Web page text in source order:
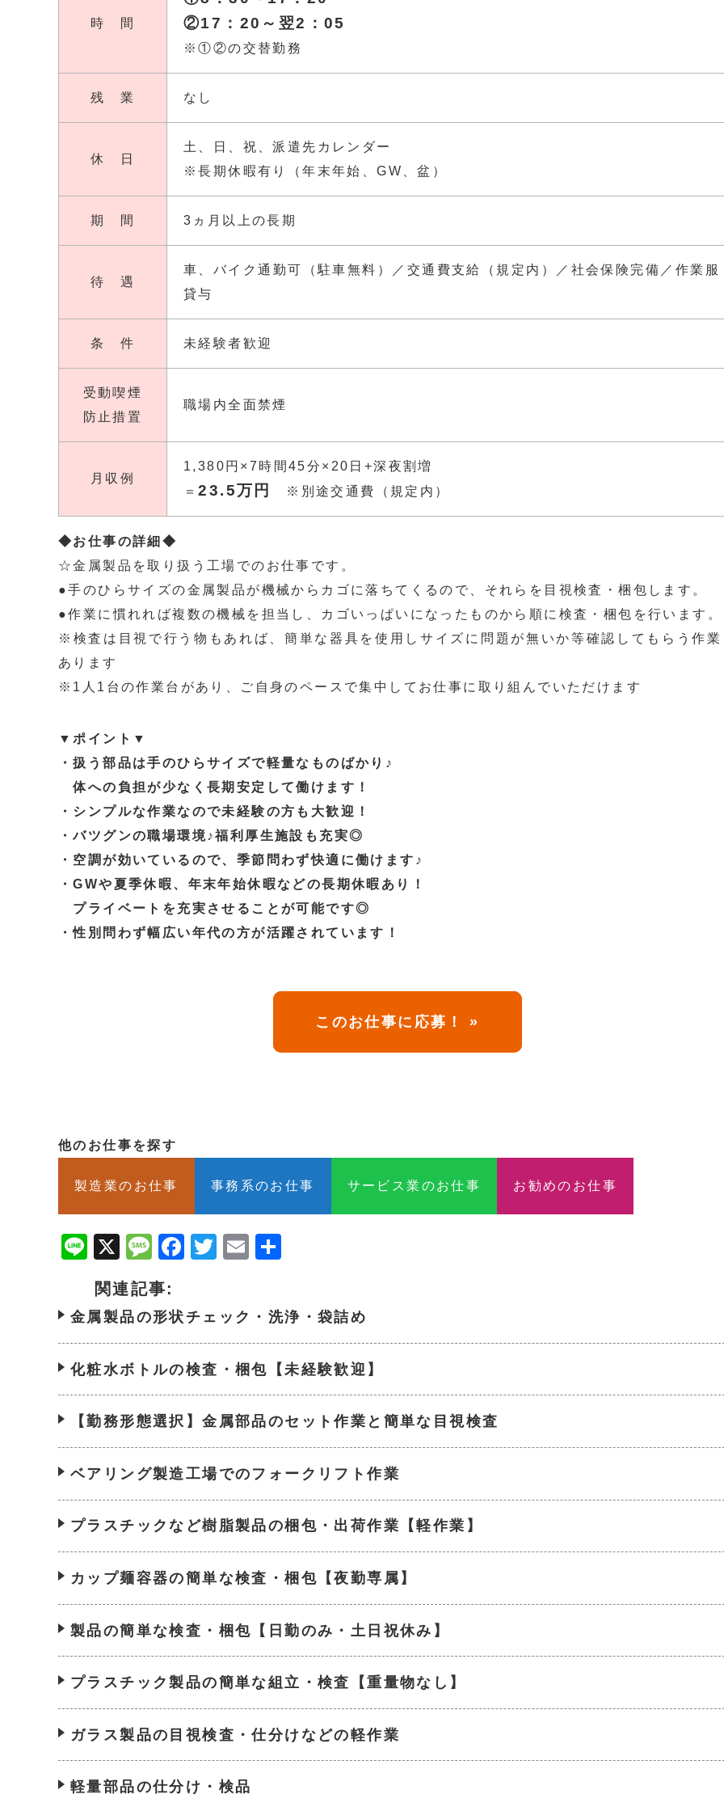
時 間
②17：20～翌2：05
※①②の交替勤務
残 業 なし
休 日
土、日、祝、派遣先カレンダー
※長期休暇有り
（年末年始、GW、盆）
期 間 3ヵ月以上の長期
待 遇
車、バイク通勤可（駐車無料）／交通費支給（規定内）／社会保険完備／作業服
貸与
条 件 未経験者歓迎
受動喫煙
防止措置
職場内全面禁煙
月収例
1,380円×7時間45分×20日+深夜割増
＝23.5万円 ※別途交通費（規定内）
◆お仕事の詳細◆
☆金属製品を取り扱う工場でのお仕事です。
●手のひらサイズの金属製品が機械からカゴに落ちてくるので、それらを目視検査・梱包します。
●作業に慣れれば複数の機械を担当し、カゴいっぱいになったものから順に検査・梱包を行います。
※検査は目視で行う物もあれば、簡単な器具を使用しサイズに問題が無いか等確認してもらう作
あります
※1人1台の作業台があり、ご自身のペースで集中してお仕事に取り組んでいただけます
▼ポイント▼
・扱う部品は手のひらサイズで軽量なものばかり♪
体への負担が少なく長期安定して働けます！
・シンプルな作業なので未経験の方も大歓迎！
・バツグンの職場環境♪福利厚生施設も充実◎
・空調が効いているので、季節問わず快適に働けます♪
・GWや夏季休暇、年末年始休暇などの長期休暇あり！
プライベートを充実させることが可能です◎
・性別問わず幅広い年代の方が活躍されています！
このお仕事に応募！ »
他のお仕事を探す
製造業のお仕事 事務系のお仕事 サービス業のお仕事 お勧めのお仕事
Line
X Message
Facebook
Twitter
Email
関連記事:
金属製品の形状チェック・洗浄・袋詰め
化粧水ボトルの検査・梱包【未経験歓迎】
【勤務形態選択】金属部品のセット作業と簡単な目視検査
ベアリング製造工場でのフォークリフト作業
プラスチックなど樹脂製品の梱包・出荷作業【軽作業】
カップ麺容器の簡単な検査・梱包【夜勤専属】
製品の簡単な検査・梱包【日勤のみ・土日祝休み】
プラスチック製品の簡単な組立・検査【重量物なし】
ガラス製品の目視検査・仕分けなどの軽作業
軽量部品の仕分け・検品